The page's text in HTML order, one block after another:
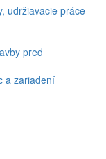
udržiavacie práce -
pred
a zariadení